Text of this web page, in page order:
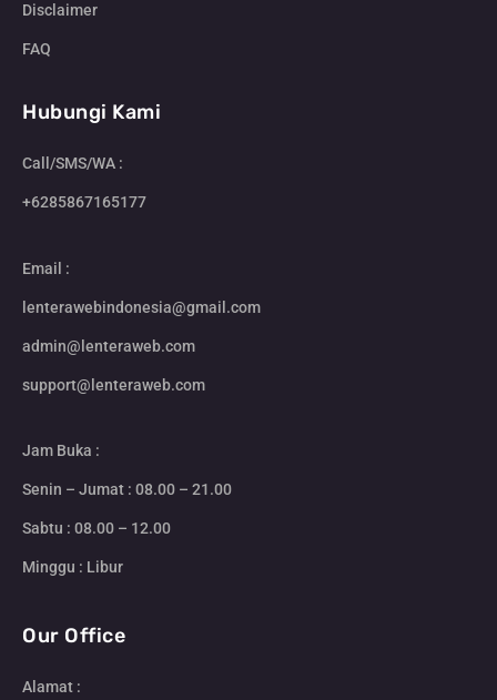
Disclaimer
FAQ
Hubungi Kami
Call/SMS/WA :
+6285867165177
Email :
lenterawebindonesia@gmail.com
admin@lenteraweb.com
support@lenteraweb.com
Jam Buka :
Senin – Jumat : 08.00 – 21.00
Sabtu : 08.00 – 12.00
Minggu : Libur
Our Office
Alamat :